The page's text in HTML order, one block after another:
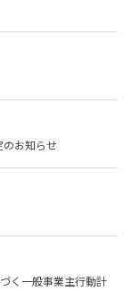
のお知らせ
く一般事業主行動計